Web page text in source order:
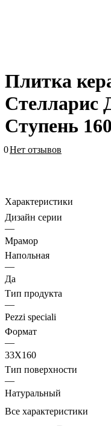
Плитка
Стелларис
Ступень
0Нет отзывов
Характеристики
Дизайн серии
—
Мрамор
Напольная
—
Да
Тип продукта
—
Pezzi speciali
Формат
—
33X160
Тип поверхности
—
Натуральный
Все характеристики